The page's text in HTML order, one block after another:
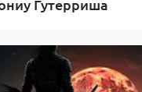
Гутерриша